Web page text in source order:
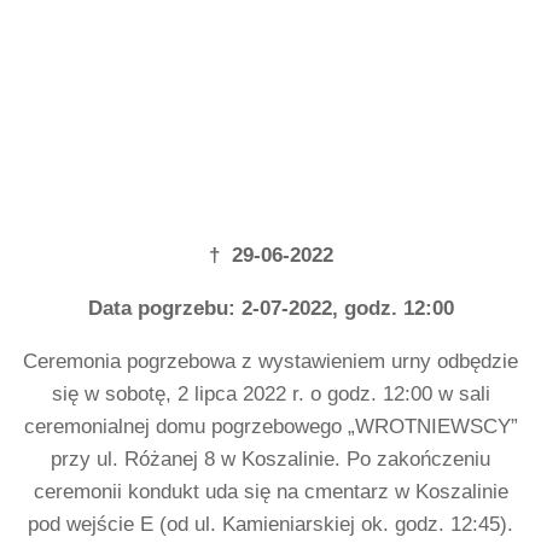
† 29-06-2022
Data pogrzebu: 2-07-2022, godz. 12:00
Ceremonia pogrzebowa z wystawieniem urny odbędzie
się w sobotę, 2 lipca 2022 r. o godz. 12:00 w sali
ceremonialnej domu pogrzebowego „WROTNIEWSCY”
przy ul. Różanej 8 w Koszalinie. Po zakończeniu
ceremonii kondukt uda się na cmentarz w Koszalinie
pod wejście E (od ul. Kamieniarskiej ok. godz. 12:45).